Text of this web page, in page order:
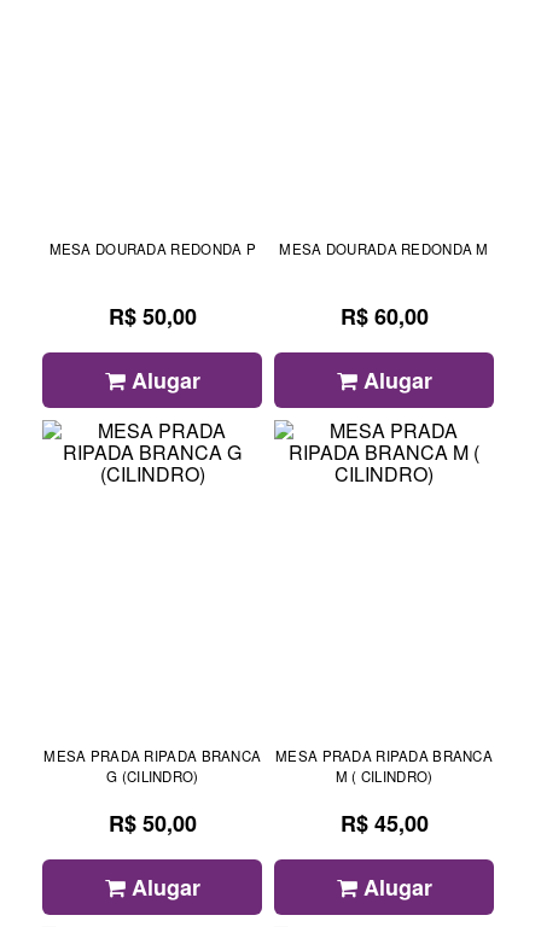
MESA DOURADA REDONDA P
R$ 50,00
Alugar
MESA DOURADA REDONDA M
R$ 60,00
Alugar
MESA PRADA RIPADA BRANCA
G (CILINDRO)
R$ 50,00
Alugar
MESA PRADA RIPADA BRANCA
M ( CILINDRO)
R$ 45,00
Alugar